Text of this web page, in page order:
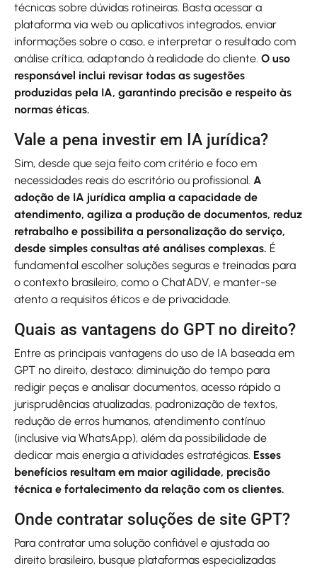
técnicas sobre dúvidas rotineiras. Basta acessar a
plataforma via web ou aplicativos integrados, enviar
informações sobre o caso, e interpretar o resultado com
análise crítica, adaptando à realidade do cliente. O uso
responsável inclui revisar todas as sugestões
produzidas pela IA, garantindo precisão e respeito às
normas éticas.
Vale a pena investir em IA jurídica?
Sim, desde que seja feito com critério e foco em
necessidades reais do escritório ou profissional. A
adoção de IA jurídica amplia a capacidade de
atendimento, agiliza a produção de documentos, reduz
retrabalho e possibilita a personalização do serviço,
desde simples consultas até análises complexas. É
fundamental escolher soluções seguras e treinadas para
o contexto brasileiro, como o ChatADV, e manter-se
atento a requisitos éticos e de privacidade.
Quais as vantagens do GPT no direito?
Entre as principais vantagens do uso de IA baseada em
GPT no direito, destaco: diminuição do tempo para
redigir peças e analisar documentos, acesso rápido a
jurisprudências atualizadas, padronização de textos,
redução de erros humanos, atendimento contínuo
(inclusive via WhatsApp), além da possibilidade de
dedicar mais energia a atividades estratégicas. Esses
benefícios resultam em maior agilidade, precisão
técnica e fortalecimento da relação com os clientes.
Onde contratar soluções de site GPT?
Para contratar uma solução confiável e ajustada ao
direito brasileiro, busque plataformas especializadas